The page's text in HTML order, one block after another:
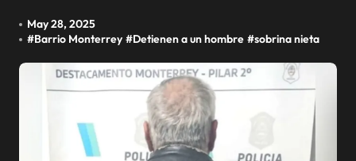
May 28, 2025
#Barrio Monterrey #Detienen a un hombre #sobrina nieta